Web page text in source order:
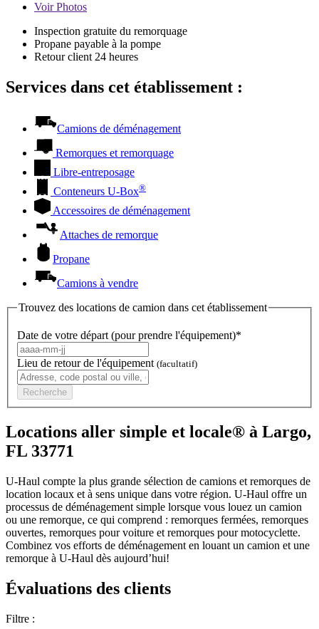
VoirPhotos
Inspection gratuite du remorquage
Propane payable à la pompe
Retour client 24 heures
Services dans cet établissement :
Camions de déménagement
Remorques et remorquage
Libre-entreposage
Conteneurs U-Box®
Accessoires de déménagement
Attaches de remorque
Propane
Camions à vendre
Trouvez des locations de camion dans cet établissement
Date de votre départ (pour prendre l'équipement)*
Lieu de retour de l'équipement (facultatif)
Recherche
Locations aller simple et locale® à Largo,
FL 33771
U-Haul compte la plus grande sélection de camions et remorques de
location locaux et à sens unique dans votre région. U-Haul offre un
processus de déménagement simple lorsque vous louez un camion
ou une remorque, ce qui comprend : remorques fermées, remorques
ouvertes, remorques pour voiture et remorques pour motocyclette.
Combinez vos efforts de déménagement en louant un camion et une
remorque à U-Haul dès aujourd’hui!
Évaluations des clients
Filtre :